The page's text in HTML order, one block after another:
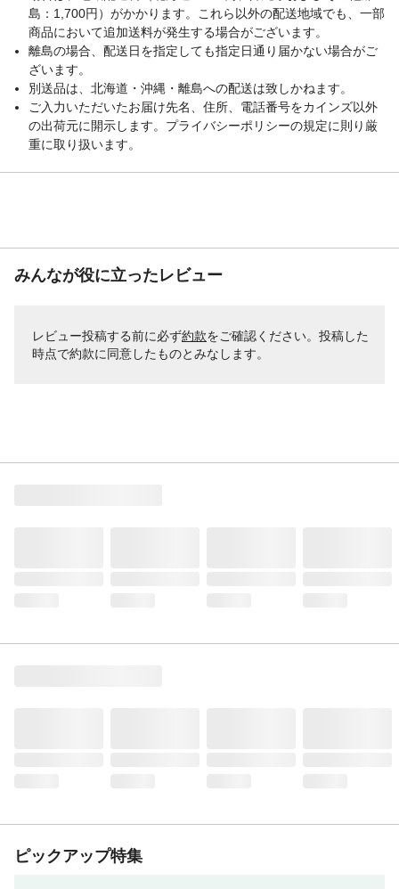
島：1,700円）がかかります。これら以外の配送地域でも、一部
商品において追加送料が発生する場合がございます。
離島の場合、配送日を指定しても指定日通り届かない場合がご
ざいます。
別送品は、北海道・沖縄・離島への配送は致しかねます。
ご入力いただいたお届け先名、住所、電話番号をカインズ以外
の出荷元に開示します。プライバシーポリシーの規定に則り厳
重に取り扱います。
みんなが役に立ったレビュー
レビュー投稿する前に必ず約款をご確認ください。投稿した
時点で約款に同意したものとみなします。
ピックアップ特集